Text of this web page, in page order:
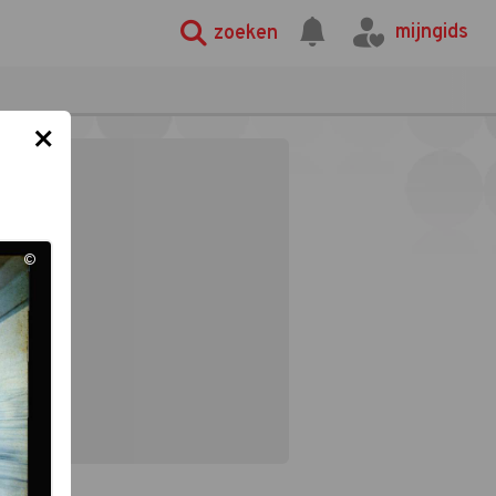
zoeken mijngids
×
©